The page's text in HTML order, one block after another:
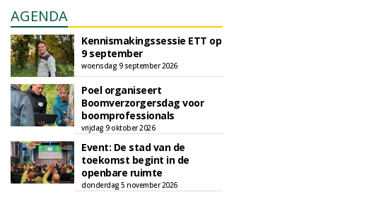
AGENDA
Kennismakingssessie ETT op
9 september
woensdag 9 september 2026
Poel organiseert
Boomverzorgersdag voor
boomprofessionals
vrijdag 9 oktober 2026
Event: De stad van de
toekomst begint in de
openbare ruimte
donderdag 5 november 2026